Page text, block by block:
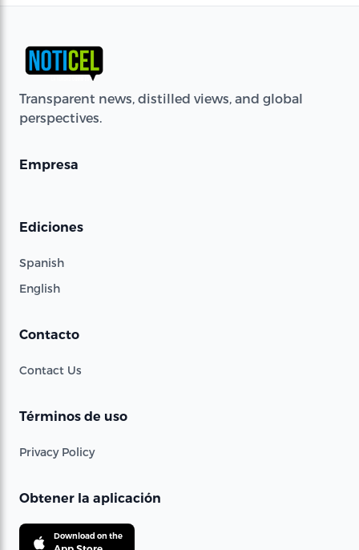
Transparent news, distilled views, and global
perspectives.
Empresa
Ediciones
Spanish
English
Contacto
Contact Us
Términos de uso
Privacy Policy
Obtener la aplicación
Download on the